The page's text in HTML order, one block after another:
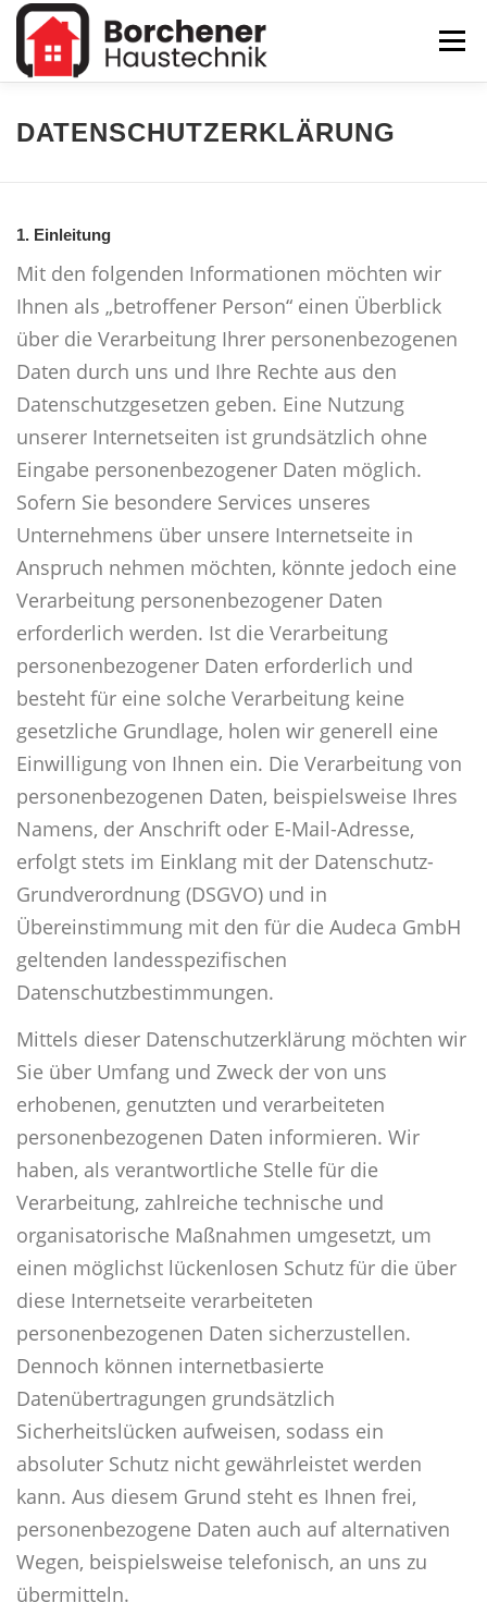
Zum
Inhalt
springen
Menü
KONTAKT DATENSCHUTZ IMPRESSUM
DATENSCHUTZERKLÄRUNG
1. Einleitung
Mit den folgenden Informationen möchten wir
Ihnen als „betroffener Person“ einen Überblick
über die Verarbeitung Ihrer personenbezogenen
Daten durch uns und Ihre Rechte aus den
Datenschutzgesetzen geben. Eine Nutzung
unserer Internetseiten ist grundsätzlich ohne
Eingabe personenbezogener Daten möglich.
Sofern Sie besondere Services unseres
Unternehmens über unsere Internetseite in
Anspruch nehmen möchten, könnte jedoch eine
Verarbeitung personenbezogener Daten
erforderlich werden. Ist die Verarbeitung
personenbezogener Daten erforderlich und
besteht für eine solche Verarbeitung keine
gesetzliche Grundlage, holen wir generell eine
Einwilligung von Ihnen ein. Die Verarbeitung von
personenbezogenen Daten, beispielsweise Ihres
Namens, der Anschrift oder E-Mail-Adresse,
erfolgt stets im Einklang mit der Datenschutz-
Grundverordnung (DSGVO) und in
Übereinstimmung mit den für die Audeca GmbH
geltenden landesspezifischen
Datenschutzbestimmungen.
Mittels dieser Datenschutzerklärung möchten wir
Sie über Umfang und Zweck der von uns
erhobenen, genutzten und verarbeiteten
personenbezogenen Daten informieren. Wir
haben, als verantwortliche Stelle für die
Verarbeitung, zahlreiche technische und
organisatorische Maßnahmen umgesetzt, um
einen möglichst lückenlosen Schutz für die über
diese Internetseite verarbeiteten
personenbezogenen Daten sicherzustellen.
Dennoch können internetbasierte
Datenübertragungen grundsätzlich
Sicherheitslücken aufweisen, sodass ein
absoluter Schutz nicht gewährleistet werden
kann. Aus diesem Grund steht es Ihnen frei,
personenbezogene Daten auch auf alternativen
Wegen, beispielsweise telefonisch, an uns zu
übermitteln.